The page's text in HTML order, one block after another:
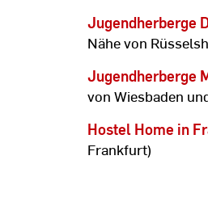
Jugendherberge
Nähe von
Jugendherberge
von Wiesbaden
Hostel Home in
Frankfurt)